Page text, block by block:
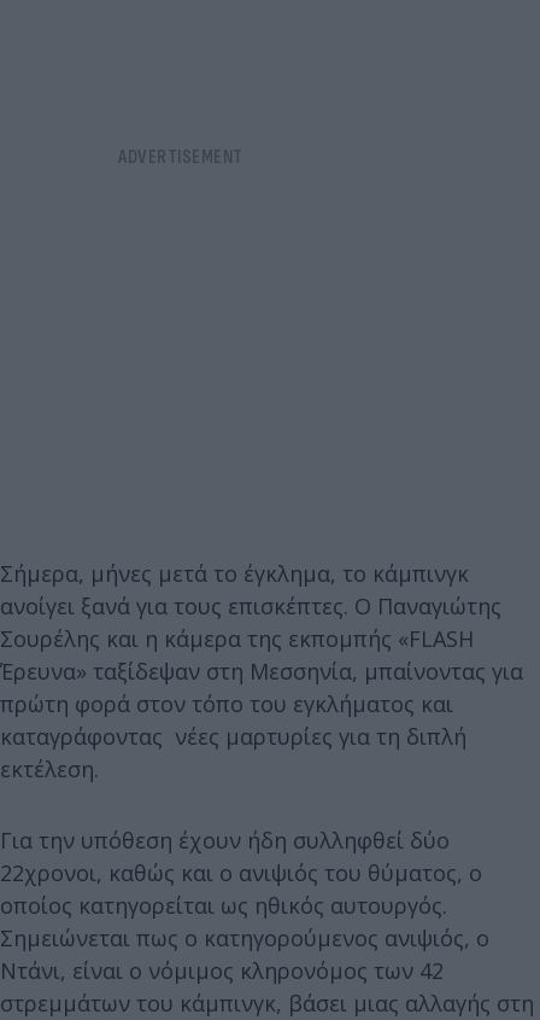
Σήμερα, μήνες μετά το έγκλημα, το κάμπινγκ
ανοίγει ξανά για τους επισκέπτες. Ο Παναγιώτης
Σουρέλης και η κάμερα της εκπομπής «FLASH
Έρευνα» ταξίδεψαν στη Μεσσηνία, μπαίνοντας για
πρώτη φορά στον τόπο του εγκλήματος και
καταγράφοντας νέες μαρτυρίες για τη διπλή
εκτέλεση.
Για την υπόθεση έχουν ήδη συλληφθεί δύο
22χρονοι, καθώς και ο ανιψιός του θύματος, ο
οποίος κατηγορείται ως ηθικός αυτουργός.
Σημειώνεται πως ο κατηγορούμενος ανιψιός, ο
Ντάνι, είναι ο νόμιμος κληρονόμος των 42
στρεμμάτων του κάμπινγκ, βάσει μιας αλλαγής στη